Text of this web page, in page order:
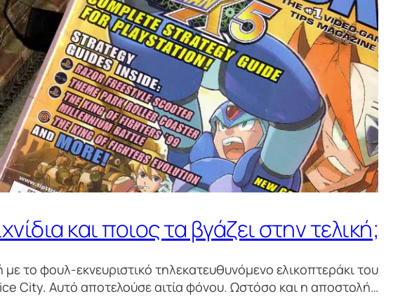
και ποιος τα βγάζει στην τελική;
το φουλ-εκνευριστικό τηλεκατευθυνόμενο ελικοπτεράκι του
City. Αυτό αποτελούσε αιτία φόνου. Ωστόσο και η αποστολή…